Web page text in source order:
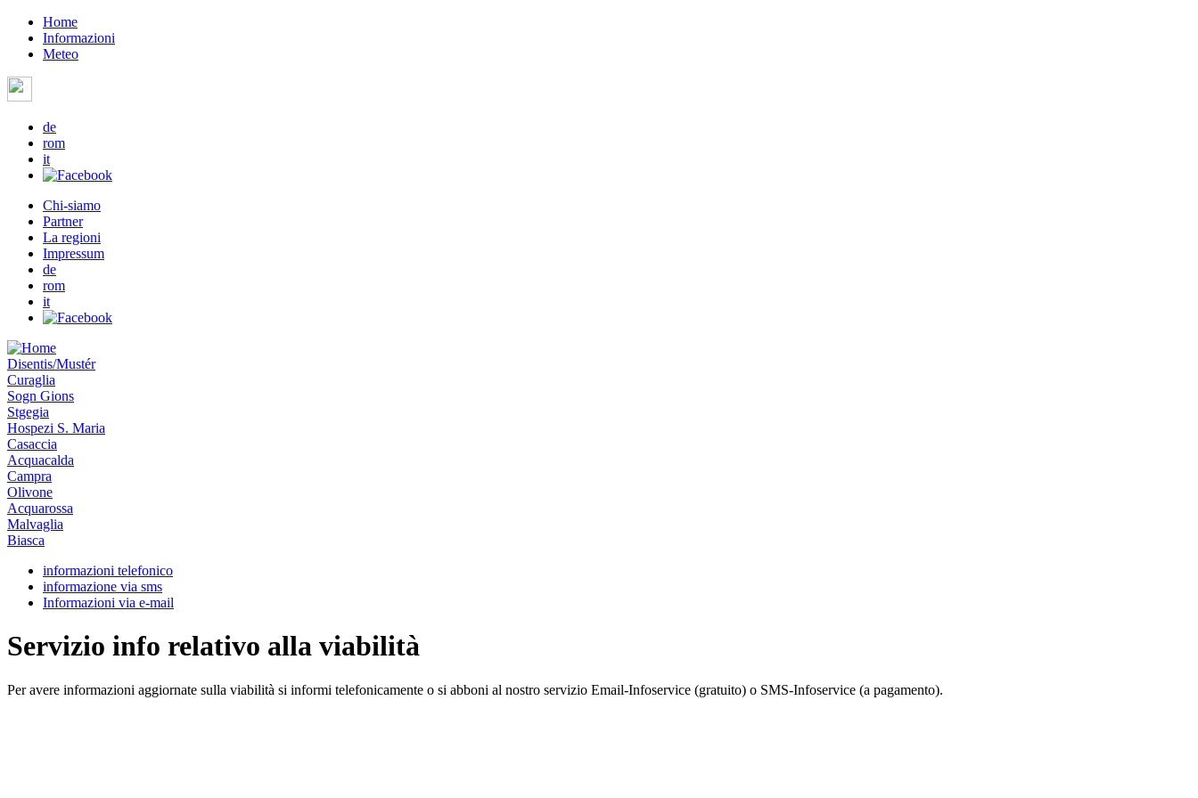
Home
Informazioni
Meteo
de
rom
it
Chi-siamo
Partner
La regioni
Impressum
de
rom
it
Disentis/Mustér
Curaglia
Sogn Gions
Stgegia
Hospezi S. Maria
Casaccia
Acquacalda
Campra
Olivone
Acquarossa
Malvaglia
Biasca
informazioni telefonico
informazione via sms
Informazioni via e-mail
Servizio info relativo alla viabilità
Per avere informazioni aggiornate sulla viabilità si informi telefonicamente o si abboni al nostro servizio Email-Infoservice (gratuito) o SMS-Infoservice (a pagamento).